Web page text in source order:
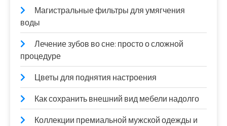
Магистральные фильтры для умягчения
воды
Лечение зубов во сне: просто о сложной
процедуре
Цветы для поднятия настроения
Как сохранить внешний вид мебели надолго
Коллекции премиальной мужской одежды и